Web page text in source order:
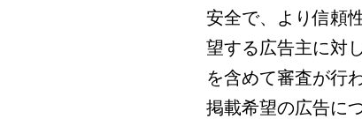
安全で、より信頼
望する広告主に対
を含めて審査が行
掲載希望の広告に